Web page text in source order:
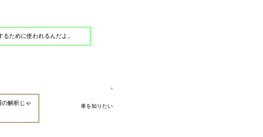
ために使われるんだよ。
車を知りたい
解析じゃ